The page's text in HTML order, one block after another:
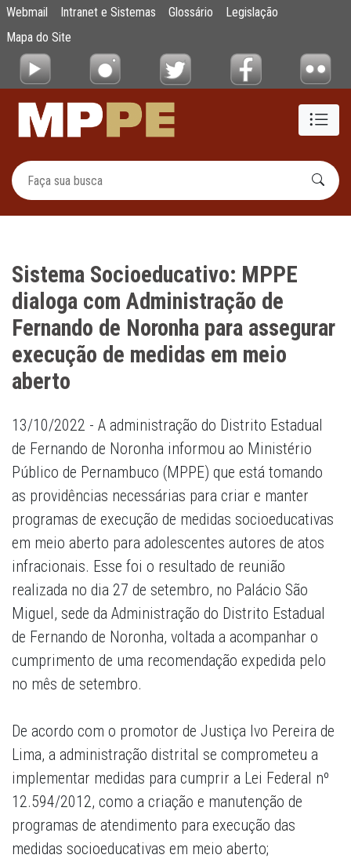
Pular para o Conteúdo principal
Sistema Socioeducativo: MPPE dialoga
Webmail Intranet e Sistemas Glossário
Legislação
Mapa do Site
Sistema Socioeducativo: MPPE
dialoga com Administração de
Fernando de Noronha para assegurar
execução de medidas em meio
aberto
13/10/2022 - A administração do Distrito Estadual
de Fernando de Noronha informou ao Ministério
Público de Pernambuco (MPPE) que está tomando
as providências necessárias para criar e manter
programas de execução de medidas socioeducativas
em meio aberto para adolescentes autores de atos
infracionais. Esse foi o resultado de reunião
realizada no dia 27 de setembro, no Palácio São
Miguel, sede da Administração do Distrito Estadual
de Fernando de Noronha, voltada a acompanhar o
cumprimento de uma recomendação expedida pelo
no mês de setembro.
De acordo com o promotor de Justiça Ivo Pereira de
Lima, a administração distrital se comprometeu a
implementar medidas para cumprir a Lei Federal nº
12.594/2012, como a criação e manutenção de
programas de atendimento para execução das
medidas socioeducativas em meio aberto;